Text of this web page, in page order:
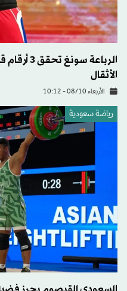
الرباعة
الأثقال
الأربعاء 08/10 - 10:12
رياضة سعودية